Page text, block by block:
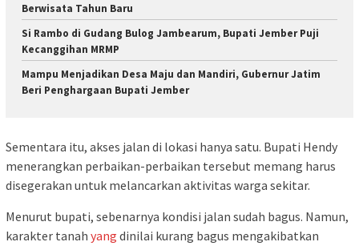
Berwisata Tahun Baru
Si Rambo di Gudang Bulog Jambearum, Bupati Jember Puji
Kecanggihan MRMP
Mampu Menjadikan Desa Maju dan Mandiri, Gubernur Jatim
Beri Penghargaan Bupati Jember
Sementara itu, akses jalan di lokasi hanya satu. Bupati Hendy
menerangkan perbaikan-perbaikan tersebut memang harus
disegerakan untuk melancarkan aktivitas warga sekitar.
Menurut bupati, sebenarnya kondisi jalan sudah bagus. Namun,
karakter tanah yang dinilai kurang bagus mengakibatkan